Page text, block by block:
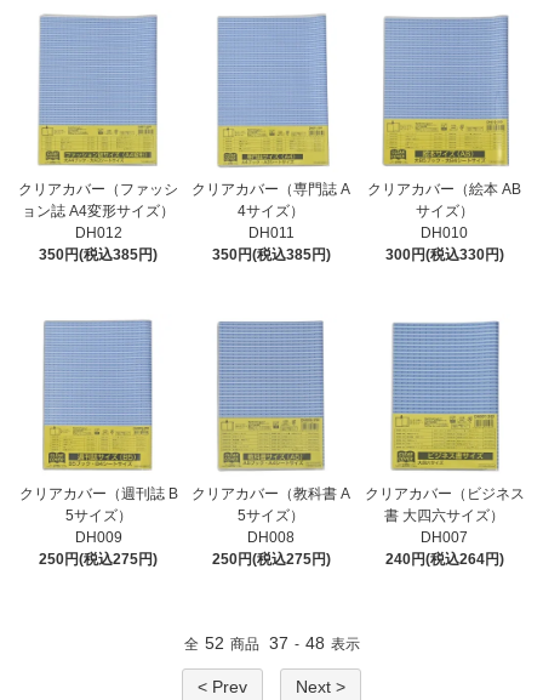
クリアカバー（ファッシ
ョン誌 A4変形サイズ）
DH012
350円(税込385円)
クリアカバー（専門誌 A
4サイズ）
DH011
350円(税込385円)
クリアカバー（絵本 AB
サイズ）
DH010
300円(税込330円)
クリアカバー（週刊誌 B
5サイズ）
DH009
250円(税込275円)
クリアカバー（教科書 A
5サイズ）
DH008
250円(税込275円)
クリアカバー（ビジネス
書 大四六サイズ）
DH007
240円(税込264円)
全 52 商品 37 - 48 表示
< Prev Next >